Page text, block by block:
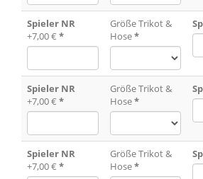
Spieler NR
+7,00 € *
Größe Trikot &
Hose*
Spieler NR
+7,00 € *
Größe Trikot &
Hose*
Spieler NR
+7,00 € *
Größe Trikot &
Hose*